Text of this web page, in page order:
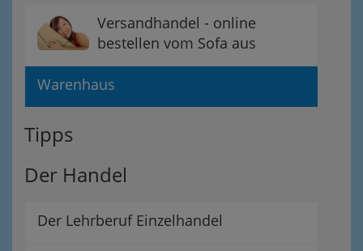
Versandhandel - online
bestellen vom Sofa aus
Warenhaus
Tipps
Der Handel
Der Lehrberuf Einzelhandel